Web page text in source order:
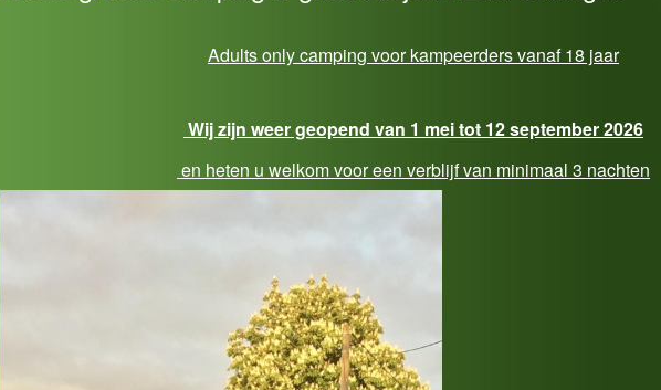
Adults only camping voor kampeerders vanaf 18 jaar
Wij zijn weer geopend van 1 mei tot 12 september 2026
en heten u welkom voor een verblijf van minimaal 3 nachten